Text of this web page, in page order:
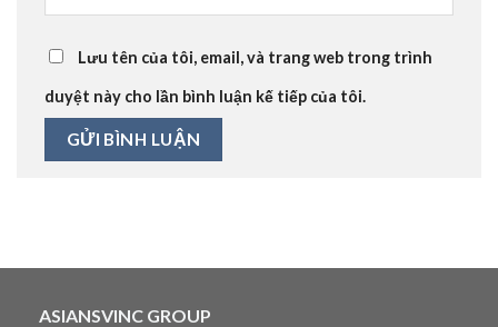
Lưu tên của tôi, email, và trang web trong trình
duyệt này cho lần bình luận kế tiếp của tôi.
ASIANSVINC GROUP